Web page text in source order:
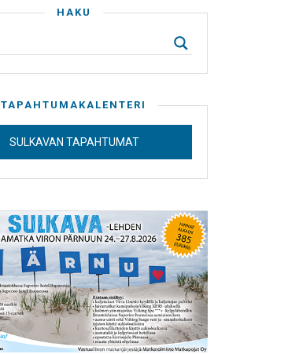
HAKU
TAPAHTUMAKALENTERI
SULKAVAN TAPAHTUMAT